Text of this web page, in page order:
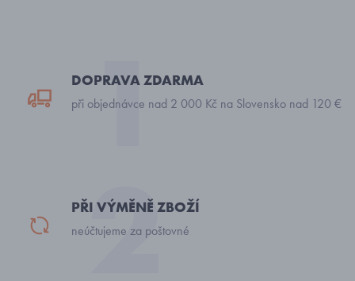
DOPRAVA ZDARMA
při objednávce nad 2 000 Kč na Slovensko nad 120 €
PŘI VÝMĚNĚ ZBOŽÍ
neúčtujeme za poštovné